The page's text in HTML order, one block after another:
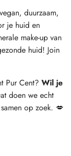
duurzaam,
je huid en
make-up van
huid! Join
Pur Cent? Wil je
doen we echt
op zoek. 💋